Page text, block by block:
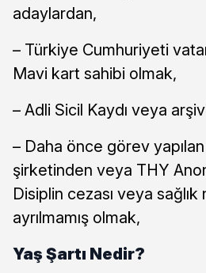
adaylardan,
– Türkiye Cumhuriyeti
Mavi kart sahibi olmak,
– Adli Sicil Kaydı veya
– Daha önce görev
şirketinden veya THY
Disiplin cezası veya
ayrılmamış olmak,
Yaş Şartı Nedir?